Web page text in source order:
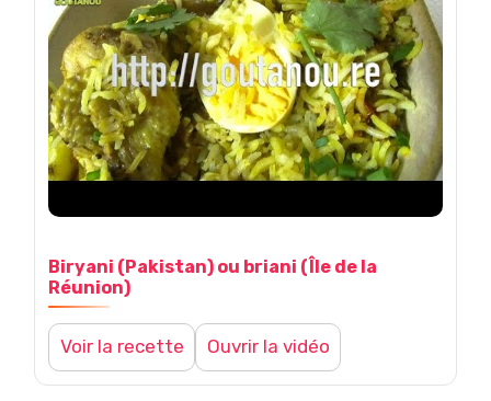
l
a
v
a
n
i
l
Biryani (Pakistan) ou briani (Île de la
Réunion)
Voir la recette Ouvrir la vidéo